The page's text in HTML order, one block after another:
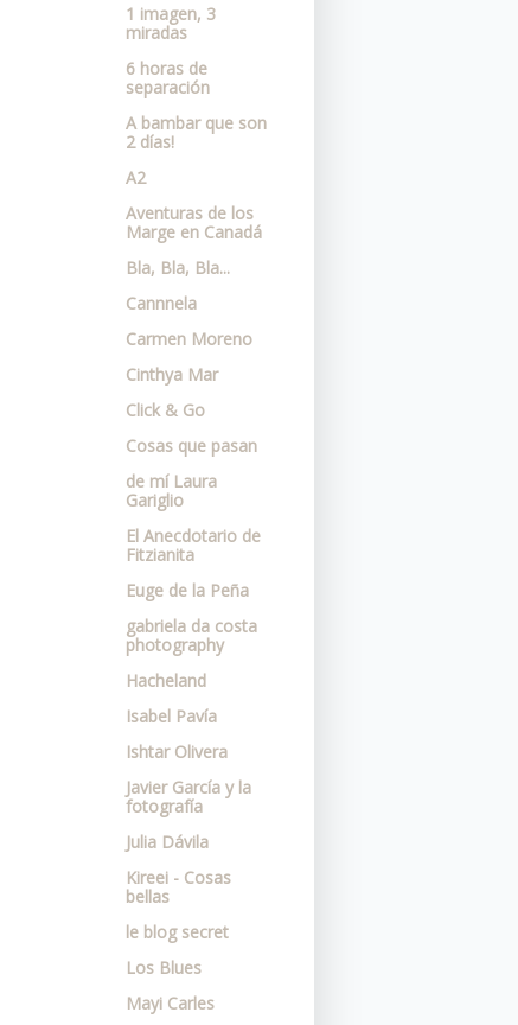
1 imagen, 3
miradas
6 horas de
separación
A bambar que son
2 días!
A2
Aventuras de los
Marge en Canadá
Bla, Bla, Bla...
Cannnela
Carmen Moreno
Cinthya Mar
Click & Go
Cosas que pasan
de mí Laura
Gariglio
El Anecdotario de
Fitzianita
Euge de la Peña
gabriela da costa
photography
Hacheland
Isabel Pavía
Ishtar Olivera
Javier García y la
fotografía
Julia Dávila
Kireei - Cosas
bellas
le blog secret
Los Blues
Mayi Carles